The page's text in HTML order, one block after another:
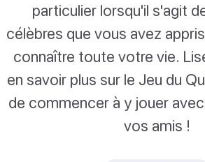
particulier lorsqu'il s'agit
célèbres que vous avez
connaître toute votre vie.
en savoir plus sur le Jeu du
de commencer à y jouer
vos amis !